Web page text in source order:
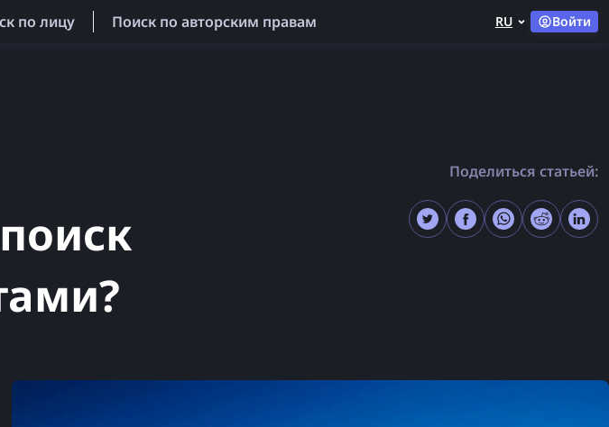
по лицу Поиск по авторским правам RU Войти
Поделиться статьей: